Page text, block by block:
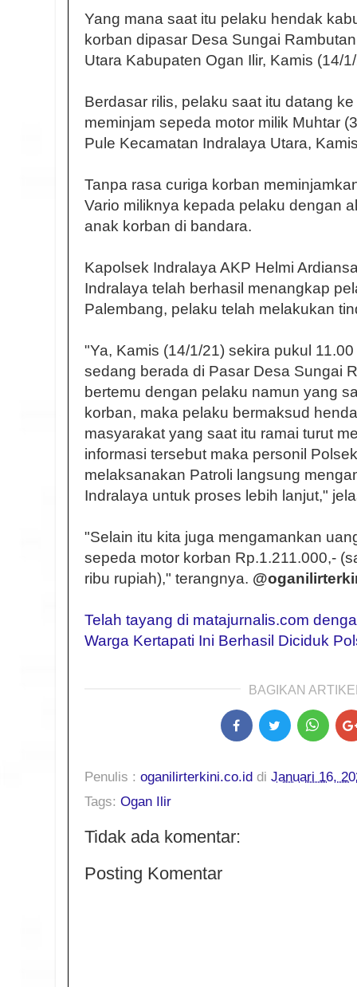
Yang mana saat itu pelaku hendak
korban dipasar Desa Sungai
Utara Kabupaten Ogan Ilir, Kamis (14/
Berdasar rilis, pelaku saat itu datang
meminjam sepeda motor milik Muhtar
Pule Kecamatan Indralaya Utara,
Tanpa rasa curiga korban
Vario miliknya kepada pelaku dengan
anak korban di bandara.
Kapolsek Indralaya AKP Helmi
Indralaya telah berhasil menangkap
Palembang, pelaku telah melakukan
"Ya, Kamis (14/1/21) sekira pukul
sedang berada di Pasar Desa Sungai
bertemu dengan pelaku namun yang
korban, maka pelaku bermaksud
masyarakat yang saat itu ramai turut
informasi tersebut maka personil
melaksanakan Patroli langsung
Indralaya untuk proses lebih lanjut,"
"Selain itu kita juga mengamankan
sepeda motor korban Rp.1.211.000,-
ribu rupiah)," terangnya.
Telah tayang di matajurnalis.com
Warga Kertapati Ini Berhasil Diciduk
BAGIKAN
Penulis : oganilirterkini.co.id di Januari 16,
Tags: Ogan Ilir
Tidak ada komentar:
Posting Komentar